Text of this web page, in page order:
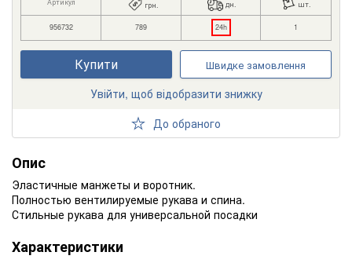
Артикул грн. дн. шт.
956732 789 24h 1
Купити Швидке замовлення
Увійти, щоб відобразити знижку
До обраного
Опис
Эластичные манжеты и воротник.
Полностью вентилируемые рукава и спина.
Стильные рукава для универсальной посадки
Характеристики